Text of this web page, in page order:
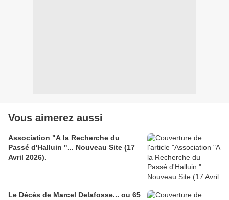
Vous aimerez aussi
Association "A la Recherche du
Passé d'Halluin "... Nouveau Site (17
Avril 2026).
Le Décès de Marcel Delafosse... ou 65